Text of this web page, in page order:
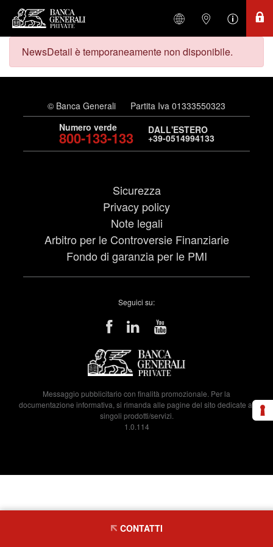
NewsDetail è temporaneamente non disponibile.
© Banca Generali
Partita Iva 01333550323
Numero verde
800-133-133 DALL'ESTERO
+39-0514994133
Sicurezza
Privacy policy
Note legali
Arbitro per le Controversie Finanziarie
Fondo di garanzia per le PMI
Seguici su:
Messaggio pubblicitario con finalità promozionale. Per la
documentazione informativa, si rimanda alle pagine del sito dedicate ai
singoli prodotti/servizi.
1.0.114
CONTATTI